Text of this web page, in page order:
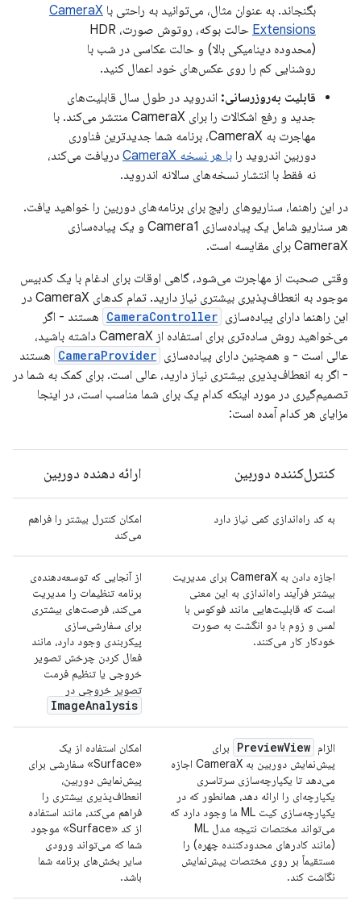
بگنجاند. به عنوان مثال، می‌توانید به راحتی با CameraX
Extensions
حالت بوکه، روتوش صورت، HDR
(محدوده دینامیکی بالا) و حالت عکاسی در شب با
روشنایی کم را روی عکس‌های خود اعمال کنید.
قابلیت به‌روزرسانی: اندروید در طول سال قابلیت‌های
جدید و رفع اشکالات را برای CameraX منتشر می‌کند. با
مهاجرت به CameraX، برنامه شما جدیدترین فناوری
دوربین اندروید را با هر نسخه CameraX
دریافت می‌کند،
نه فقط با انتشار نسخه‌های سالانه اندروید.
در این راهنما، سناریوهای رایج برای برنامه‌های دوربین را خواهید یافت.
هر سناریو شامل یک پیاده‌سازی Camera1 و یک پیاده‌سازی
CameraX برای مقایسه است.
وقتی صحبت از مهاجرت می‌شود، گاهی اوقات برای ادغام با یک کدبیس
موجود به انعطاف‌پذیری بیشتری نیاز دارید. تمام کدهای CameraX در
این راهنما دارای پیاده‌سازی CameraController هستند - اگر
می‌خواهید روش ساده‌تری برای استفاده از CameraX داشته باشید،
عالی است - و همچنین دارای پیاده‌سازی CameraProvider هستند
- اگر به انعطاف‌پذیری بیشتری نیاز دارید، عالی است. برای کمک به شما در
تصمیم‌گیری در مورد اینکه کدام یک برای شما مناسب است، در اینجا
مزایای هر کدام آمده است:
کنترل‌کننده دوربین ارائه دهنده دوربین
به کد راه‌اندازی کمی نیاز دارد
امکان کنترل بیشتر را فراهم
می‌کند
اجازه دادن به CameraX برای مدیریت
بیشتر فرآیند راه‌اندازی به این معنی
است که قابلیت‌هایی مانند فوکوس با
لمس و زوم با دو انگشت به صورت
خودکار کار می‌کنند.
از آنجایی که توسعه‌دهنده‌ی
برنامه تنظیمات را مدیریت
می‌کند، فرصت‌های بیشتری
برای سفارشی‌سازی
پیکربندی وجود دارد، مانند
فعال کردن چرخش تصویر
خروجی یا تنظیم فرمت
تصویر خروجی در
ImageAnalysis
الزام PreviewView
برای
پیش‌نمایش دوربین به CameraX اجازه
می‌دهد تا یکپارچه‌سازی سرتاسری
یکپارچه‌ای را ارائه دهد، همانطور که در
یکپارچه‌سازی کیت ML ما وجود دارد که
می‌تواند مختصات نتیجه مدل ML
(مانند کادرهای محدودکننده چهره) را
مستقیماً بر روی مختصات پیش‌نمایش
نگاشت کند.
امکان استفاده از یک
«Surface» سفارشی برای
پیش‌نمایش دوربین،
انعطاف‌پذیری بیشتری را
فراهم می‌کند، مانند استفاده
از کد «Surface» موجود
شما که می‌تواند ورودی
سایر بخش‌های برنامه شما
باشد.